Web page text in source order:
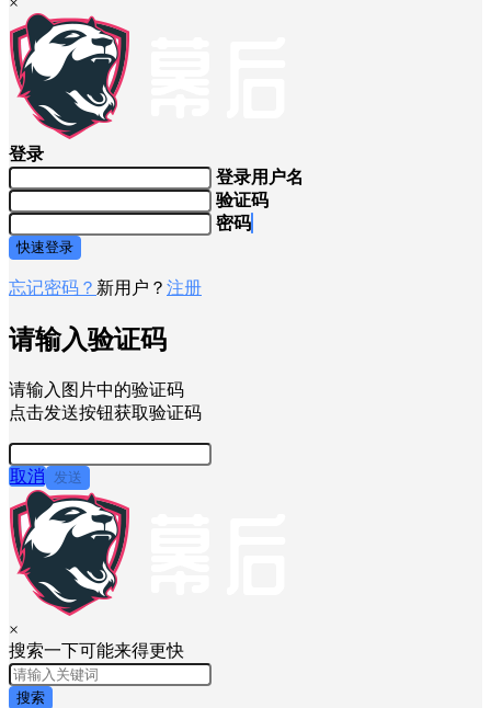
登录
登录用户名
验证码
密码
快速登录
忘记密码？ 新用户？ 注册
请输入验证码
请输入图片中的验证码
点击发送按钮获取验证码
取消 发送
×
搜索一下可能来得更快
搜索